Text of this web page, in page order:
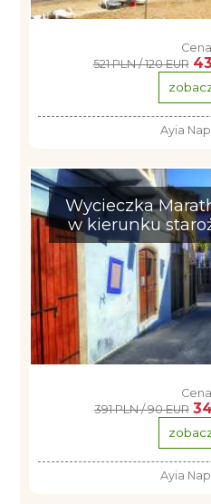
521 PLN / 120 EUR
Ayia
Wycieczka
w kierunku
391 PLN / 90 EUR
Ayia